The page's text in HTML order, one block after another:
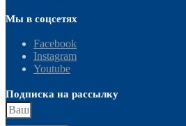
Мы в соцсетях
Facebook
Instagram
Youtube
Подписка на рассылку